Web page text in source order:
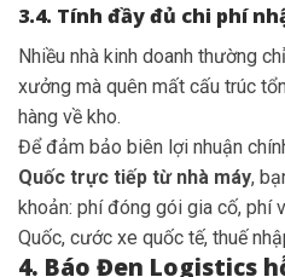
3.4. Tính đầy đủ chi phí
Nhiều nhà kinh doanh thường
xưởng mà quên mất cấu trúc
hàng về kho.
Để đảm bảo biên lợi nhuận
Quốc trực tiếp từ nhà máy,
khoản: phí đóng gói gia cố, phí
Quốc, cước xe quốc tế, thuế
4. Báo Đen Logistics